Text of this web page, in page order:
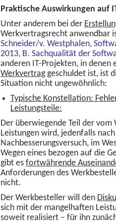
Praktische Auswirkungen auf
Unter anderem bei der
Werkvertragsrecht anwendbar
Schneider/v. Westphalen,
2013, B. Sachqualität der
anderen IT-Projekten, in denen
Werkvertraggeschuldet ist, ist
Situation nicht ungewöhnlich:
Typische Konstellation:
Leistungsteile:
Der überwiegende Teil der
Leistungen wird, jedenfalls
Nachbesserungsversuch, im
Wegen eines bezogen auf die
gibt es fortwährende
Anforderungen des
nicht.
Der Werkbesteller will den
sich mit der mangelhaften
soweit realisiert – für ihn